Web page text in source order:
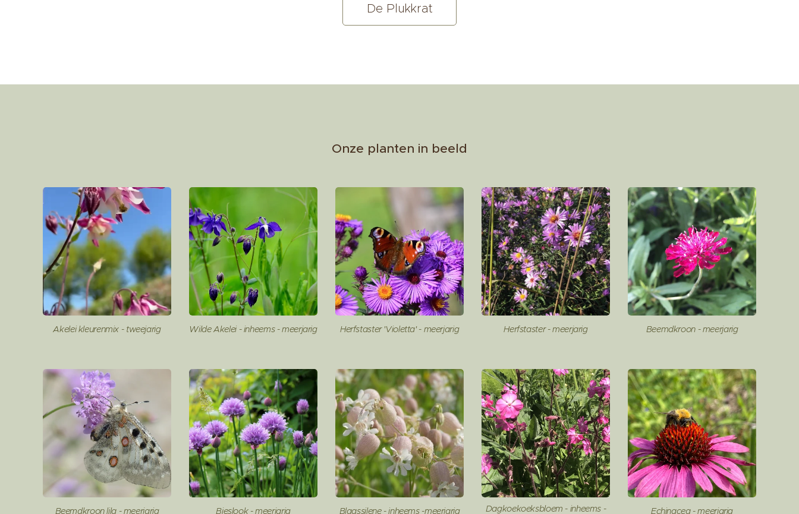
De Plukkrat
Onze planten in beeld
Akelei kleurenmix - tweejarig Wilde Akelei - inheems - meerjarig Herfstaster 'Violetta' - meerjarig Herfstaster - meerjarig Beemdkroon - meerjarig
Beemdkroon lila - meerjarig Bieslook - meerjarig Blaassilene - inheems -meerjarig Dagkoekoeksbloem - inheems - Echinacea - meerjarig